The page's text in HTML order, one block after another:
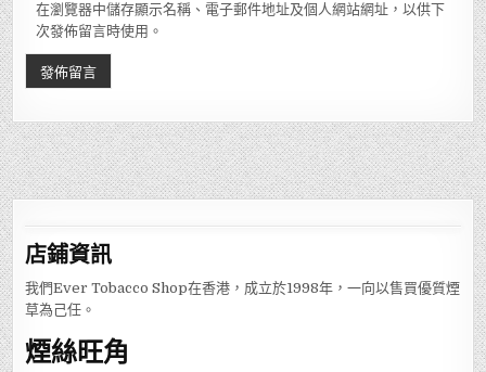
在瀏覽器中儲存顯示名稱、電子郵件地址及個人網站網址，以供下
次發佈留言時使用。
店鋪資訊
我們Ever Tobacco Shop在香港，成立於1998年，一向以售買優質煙
草為己任。
煙絲旺角